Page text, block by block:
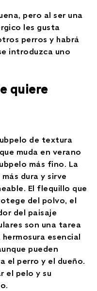
pero al ser una
les gusta
perros y habrá
introduzca uno
quiere
de textura
muda en verano
más fino. La
dura y sirve
El flequillo que
del polvo, el
del paisaje
son una tarea
esencial
pueden
el perro y el dueño.
el pelo y su